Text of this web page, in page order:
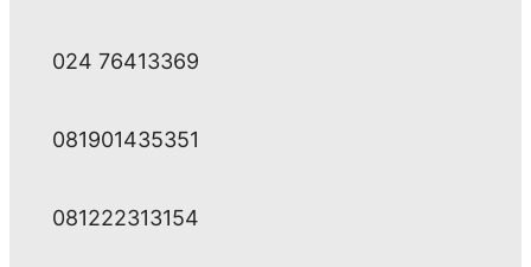
024 76413369
081901435351
081222313154